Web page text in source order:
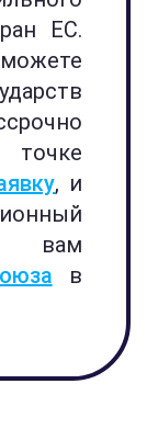
ЕС.
, и
вам
в